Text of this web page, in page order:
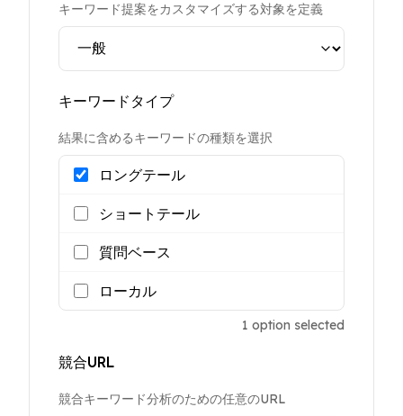
キーワード提案をカスタマイズする対象を定義
キーワードタイプ
結果に含めるキーワードの種類を選択
ロングテール
ショートテール
質問ベース
ローカル
1 option selected
競合URL
競合キーワード分析のための任意のURL